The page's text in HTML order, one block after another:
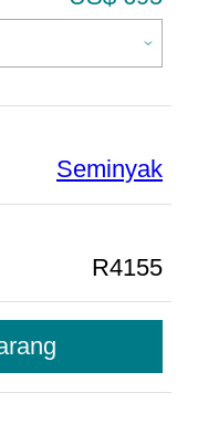
Seminyak
R4155